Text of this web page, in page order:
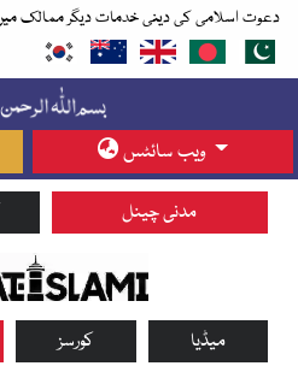
دعوت اسلامی کی دینی خدمات دیگر ممالک
ویب سائٹس
مدنی چینل
کورسز میڈیا